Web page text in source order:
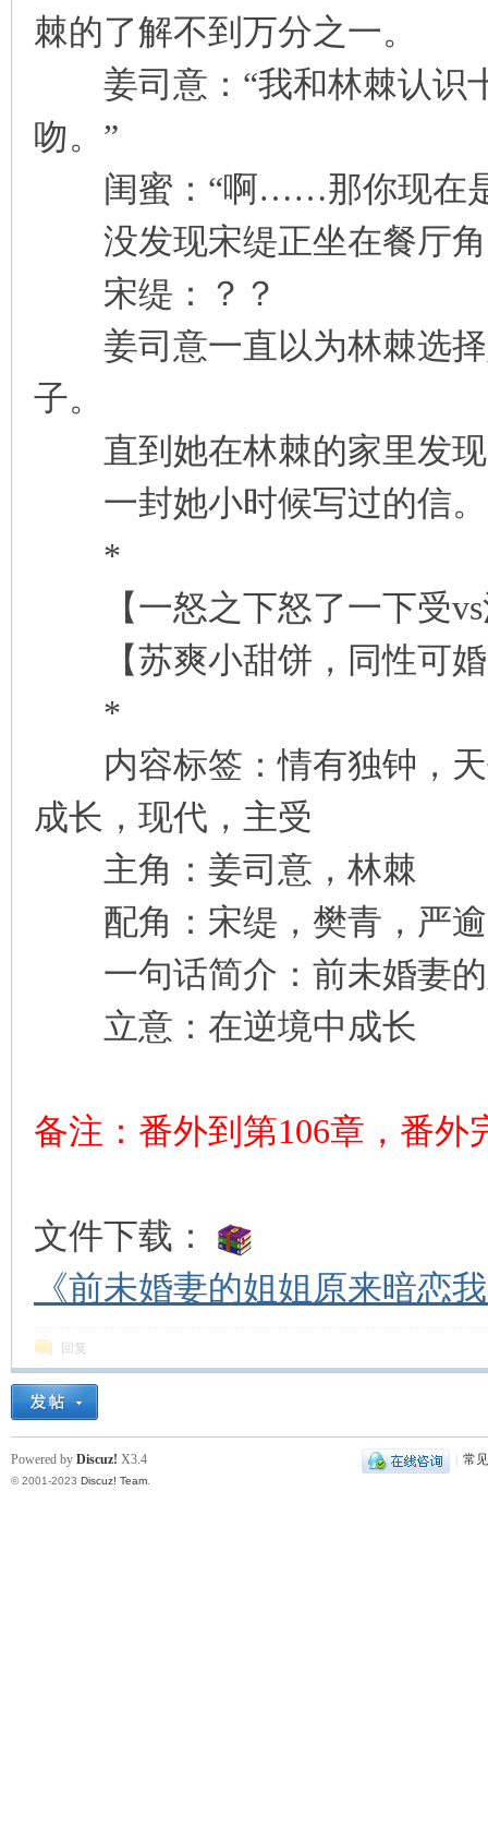
棘的了解不到万分之一。
姜司意：“我和林棘认识
吻。”
闺蜜：“啊……那你现在是
没发现宋缇正坐在餐厅角
宋缇：？？
姜司意一直以为林棘选择
子。
直到她在林棘的家里发现
一封她小时候写过的信。
*
【一怒之下怒了一下受vs
【苏爽小甜饼，同性可婚
*
内容标签：情有独钟，天
成长，现代，主受
主角：姜司意，林棘
配角：宋缇，樊青，严逾
一句话简介：前未婚妻的
立意：在逆境中成长
备注：番外到第106章，番外
文件下载：
《前未婚妻的姐姐原来暗恋
回复
常
Powered by Discuz! X3.4
© 2001-2023 Discuz! Team